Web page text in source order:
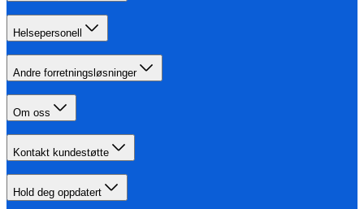
Helsepersonell
Andre forretningsløsninger
Om oss
Kontakt kundestøtte
Hold deg oppdatert